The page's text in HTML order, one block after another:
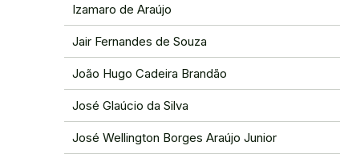
Izamaro de Araújo
Jair Fernandes de Souza
João Hugo Cadeira Brandão
José Glaúcio da Silva
José Wellington Borges Araújo Junior